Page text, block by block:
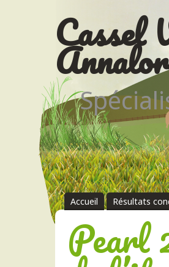
Cassel
Accueil Résultats
Pearl